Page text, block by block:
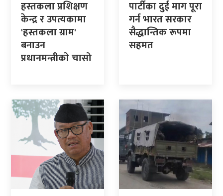
हस्तकला प्रशिक्षण
केन्द्र र उपत्यकामा
'हस्तकला ग्राम'
बनाउन
प्रधानमन्त्रीको चासो
पार्टीका दुई माग पूरा
गर्न भारत सरकार
सैद्धान्तिक रूपमा
सहमत